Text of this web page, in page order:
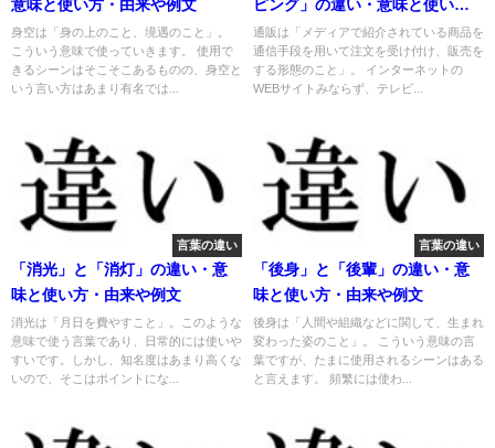
意味と使い方・由来や例文
身空は「身の上のこと、境遇のこと」。
こういう意味で使っていきます。 使用で
きるシーンはそこそこあるものの、身空と
いう言い方はあまり有名では...
ピング」の違い・意味と使い
方・使い分け
通販は「メディアで紹介されている商品を
通信手段を用いて注文を受け付け、販売を
する形態のこと」。 インターネットの
WEBサイトみならず、テレビ...
言葉の違い
「消光」と「消灯」の違い・意
味と使い方・由来や例文
消光は「月日を費やすこと」。このような
意味で使う言葉であり、日常的には使いや
すいです。しかし、知名度はあまり高くな
いので、そこはポイントにな...
言葉の違い
「後身」と「後輩」の違い・意
味と使い方・由来や例文
後身は「人間や組織などに関して、生まれ
変わった姿のこと」。 こういう意味の言
葉ですが、たまに使用されるシーンはある
と言えます。 頻繁には使わ...